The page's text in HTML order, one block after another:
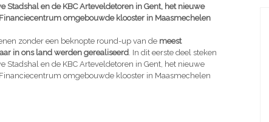
en de KBC Arteveldetoren in Gent, het nieuwe
omgebouwde klooster in Maasmechelen
zonder een beknopte round-up van de meest
in ons land werden gerealiseerd . In dit eerste deel steken
en de KBC Arteveldetoren in Gent, het nieuwe
omgebouwde klooster in Maasmechelen